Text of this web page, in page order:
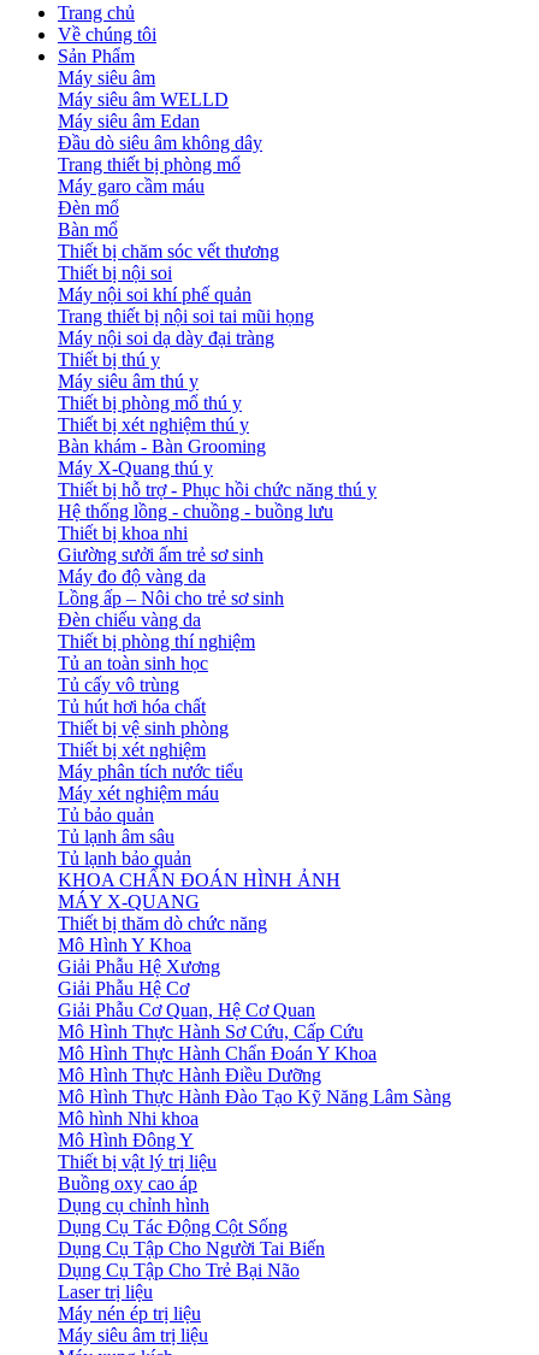
Trang chủ
Về chúng tôi
Sản Phẩm
Máy siêu âm
Máy siêu âm WELLD
Máy siêu âm Edan
Đầu dò siêu âm không dây
Trang thiết bị phòng mổ
Máy garo cầm máu
Đèn mổ
Bàn mổ
Thiết bị chăm sóc vết thương
Thiết bị nội soi
Máy nội soi khí phế quản
Trang thiết bị nội soi tai mũi họng
Máy nội soi dạ dày đại tràng
Thiết bị thú y
Máy siêu âm thú y
Thiết bị phòng mổ thú y
Thiết bị xét nghiệm thú y
Bàn khám - Bàn Grooming
Máy X-Quang thú y
Thiết bị hỗ trợ - Phục hồi chức năng thú y
Hệ thống lồng - chuồng - buồng lưu
Thiết bị khoa nhi
Giường sưởi ấm trẻ sơ sinh
Máy đo độ vàng da
Lồng ấp – Nôi cho trẻ sơ sinh
Đèn chiếu vàng da
Thiết bị phòng thí nghiệm
Tủ an toàn sinh học
Tủ cấy vô trùng
Tủ hút hơi hóa chất
Thiết bị vệ sinh phòng
Thiết bị xét nghiệm
Máy phân tích nước tiểu
Máy xét nghiệm máu
Tủ bảo quản
Tủ lạnh âm sâu
Tủ lạnh bảo quản
KHOA CHẨN ĐOÁN HÌNH ẢNH
MÁY X-QUANG
Thiết bị thăm dò chức năng
Mô Hình Y Khoa
Giải Phẫu Hệ Xương
Giải Phẫu Hệ Cơ
Giải Phẫu Cơ Quan, Hệ Cơ Quan
Mô Hình Thực Hành Sơ Cứu, Cấp Cứu
Mô Hình Thực Hành Chẩn Đoán Y Khoa
Mô Hình Thực Hành Điều Dưỡng
Mô Hình Thực Hành Đào Tạo Kỹ Năng Lâm Sàng
Mô hình Nhi khoa
Mô Hình Đông Y
Thiết bị vật lý trị liệu
Buồng oxy cao áp
Dụng cụ chỉnh hình
Dụng Cụ Tác Động Cột Sống
Dụng Cụ Tập Cho Người Tai Biến
Dụng Cụ Tập Cho Trẻ Bại Não
Laser trị liệu
Máy nén ép trị liệu
Máy siêu âm trị liệu